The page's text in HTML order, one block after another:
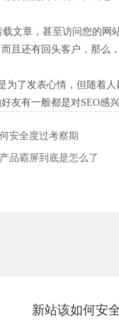
文章，甚至访问您的网
且还有回头客户，那么
了发表心情，但随着人
友有一般都是对SEO感
安全度过考察期
品霸屏到底是怎么了
新站该如何安